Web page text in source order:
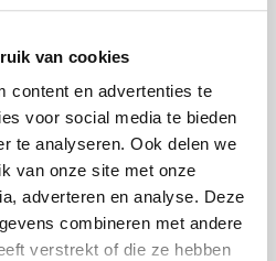
van cookies
content en advertenties te
voor social media te bieden
te analyseren. Ook delen we
van onze site met onze
adverteren en analyse. Deze
combineren met andere
verstrekt of die ze hebben
DWG
Liner trays dwg
Design wall cladding
Wall claddding
D 70-160 TL
D 83-160 SL
W 40-150
W 95-135 TL
W 100-120 SL
WB 60-140
Profile Warm roof